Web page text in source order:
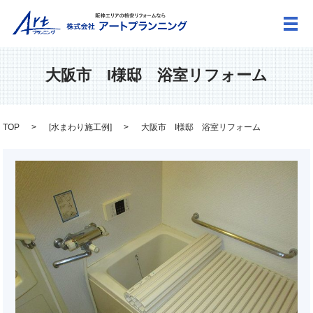
メ
大阪市 I様邸 浴室リフォーム
TOP [水まわり施工例] 大阪市 I様邸 浴室リフォーム